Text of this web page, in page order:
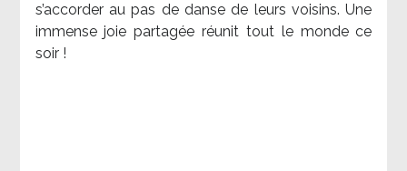
s’accorder au pas de danse de leurs voisins. Une
immense joie partagée réunit tout le monde ce
soir !